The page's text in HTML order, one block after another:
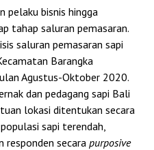
pelaku bisnis hingga
tahap saluran pemasaran.
saluran pemasaran sapi
Barangka
Agustus-Oktober 2020.
dan pedagang sapi Bali
lokasi ditentukan secara
sapi terendah,
responden secara purposive